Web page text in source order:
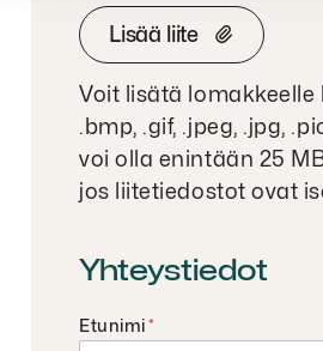
Lisää liite
Voit lisätä
.bmp, .gif, .jpeg, .jpg,
voi olla enintään 25
jos liitetiedostot ovat
Yhteystiedot
Etunimi*